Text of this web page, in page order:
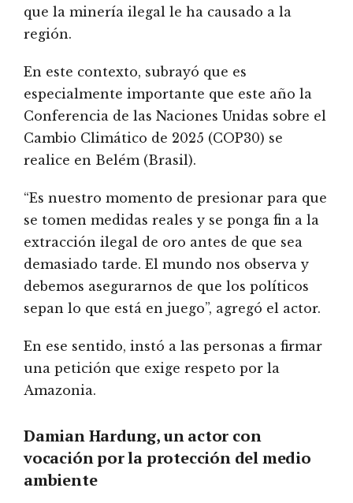
que la minería ilegal le ha causado a la
región.
En este contexto, subrayó que es
especialmente importante que este año la
Conferencia de las Naciones Unidas sobre el
Cambio Climático de 2025 (COP30) se
realice en Belém (Brasil).
“Es nuestro momento de presionar para que
se tomen medidas reales y se ponga fin a la
extracción ilegal de oro antes de que sea
demasiado tarde. El mundo nos observa y
debemos asegurarnos de que los políticos
sepan lo que está en juego”, agregó el actor.
En ese sentido, instó a las personas a firmar
una petición que exige respeto por la
Amazonia.
Damian Hardung, un actor con
vocación por la protección del medio
ambiente